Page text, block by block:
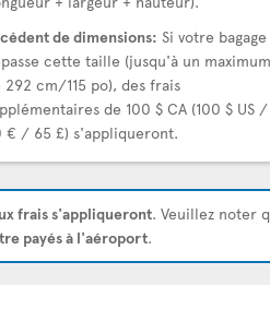
de dimensions: Si votre bagage
cette taille (jusqu'à un maximum
292 cm/115 po), des frais
de 100 $ CA (100 $ US /
€ / 65 £) s'appliqueront.
frais s'appliqueront. Veuillez noter
payés à l'aéroport.